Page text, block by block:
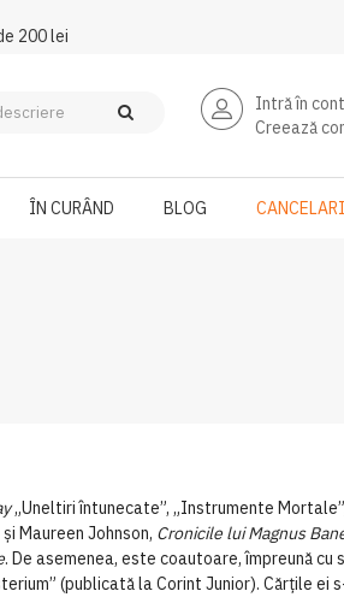
200 lei
Intră în
Creează
ÎN CURÂND BLOG
„Uneltiri întunecate”, „Instrumente
Maureen Johnson, Cronicile lui Magnus
. De asemenea, este coautoare, împreună cu
(publicată la Corint Junior). Cărțile ei